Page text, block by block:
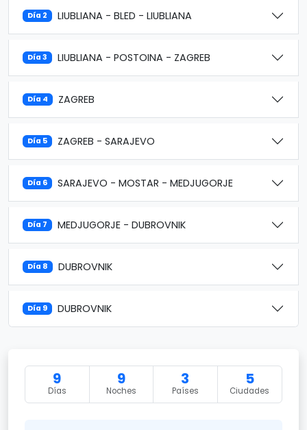
Día 2 LIUBLIANA - BLED - LIUBLIANA
Día 3 LIUBLIANA - POSTOINA - ZAGREB
Día 4 ZAGREB
Día 5 ZAGREB - SARAJEVO
Día 6 SARAJEVO - MOSTAR - MEDJUGORJE
Día 7 MEDJUGORJE - DUBROVNIK
Día 8 DUBROVNIK
Día 9 DUBROVNIK
9
Días
9
Noches
3
Países
5
Ciudades